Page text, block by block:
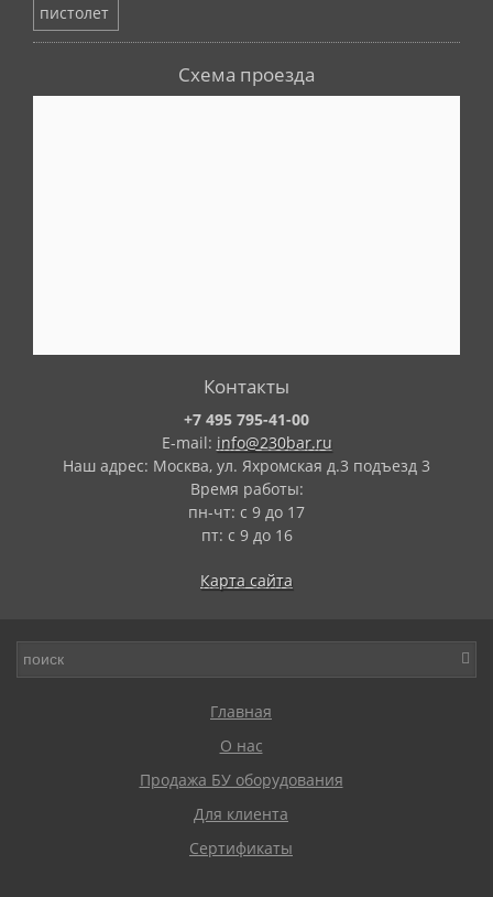
Схема проезда
Контакты
+7 495 795-41-00
E-mail: info@230bar.ru
Наш адрес: Москва, ул. Яхромская д.3 подъезд 3
Время работы:
пн-чт: с 9 до 17
пт: с 9 до 16
Карта сайта
Главная
О нас
Продажа БУ оборудования
Для клиента
Сертификаты